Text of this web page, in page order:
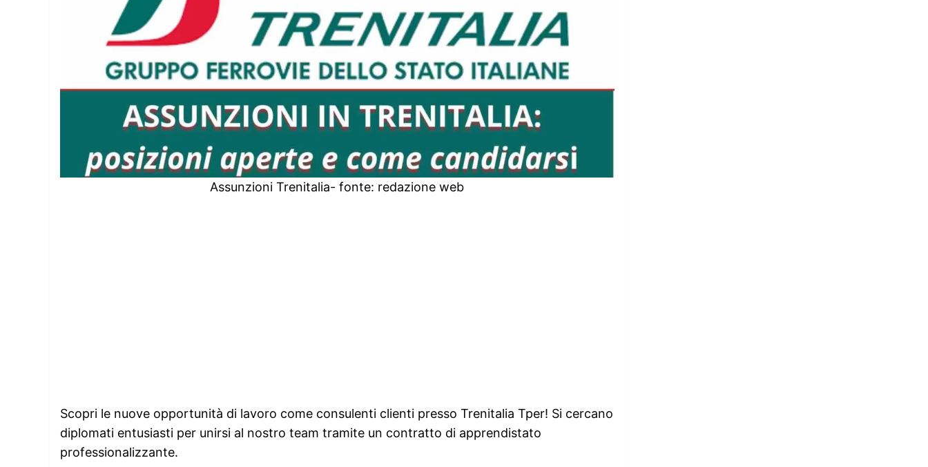
Assunzioni Trenitalia- fonte: redazione web
Scopri le nuove opportunità di lavoro come consulenti clienti presso Trenitalia Tper! Si cercano
diplomati entusiasti per unirsi al nostro team tramite un contratto di apprendistato
professionalizzante.